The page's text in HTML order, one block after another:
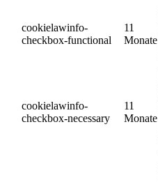
cookielawinfo-
checkbox-functional
11
Monate
cookielawinfo-
checkbox-necessary
11
Monate